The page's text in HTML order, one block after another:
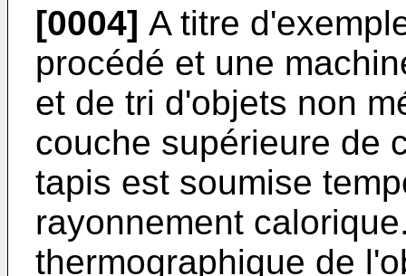
[0004] A titre
procédé et une
et de tri d'objets non
couche supérieure de
tapis est soumise
rayonnement
thermographique de